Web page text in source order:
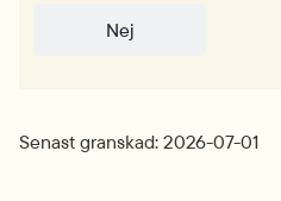
Nej
Senast granskad: 2026-07-01